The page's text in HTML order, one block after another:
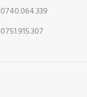
0740.064.339
0751.915.307